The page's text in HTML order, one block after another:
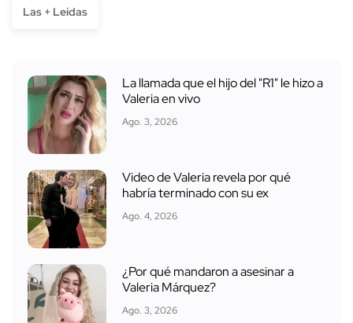
Las + Leídas
La llamada que el hijo del "R1" le hizo a
Valeria en vivo
Ago. 3, 2026
Video de Valeria revela por qué
habría terminado con su ex
Ago. 4, 2026
¿Por qué mandaron a asesinar a
Valeria Márquez?
Ago. 3, 2026